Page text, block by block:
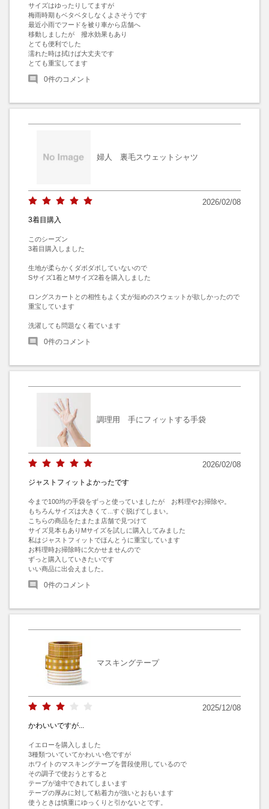
サイズはゆったりしてますが
梅雨時期もベタベタしなくよさそうです
最近小雨でフードを被り車から店舗へ
移動しましたが　撥水効果もあり
とても便利でした
濡れた時は拭けば大丈夫です
とても重宝してます
0件のコメント
婦人 裏毛スウェットシャツ
2026/02/08
3着目購入
このシーズン
3着目購入しました
生地が柔らかくダボダボしていないので
Sサイズ1着とMサイズ2着を購入しました
ロングスカートとの相性もよく丈が短めのスウェットが欲しかったので
重宝しています
洗濯しても問題なく着ています
0件のコメント
調理用 手にフィットする手袋
2026/02/08
ジャストフィットよかったです
今まで100均の手袋をずっと使っていましたが　お料理やお掃除や。
もちろんサイズは大きくて...すぐ脱げてしまい。
こちらの商品をたまたま店舗で見つけて
サイズ見本もありMサイズを試しに購入してみました
私はジャストフィットでほんとうに重宝しています
お料理時お掃除時に欠かせませんので
ずっと購入していきたいです
いい商品に出会えました。
0件のコメント
マスキングテープ
2025/12/08
かわいいですが...
イエローを購入しました
3種類ついていてかわいい色ですが
ホワイトのマスキングテープを普段使用しているので
その調子で使おうとすると
テープが途中できれてしまいます
テープの厚みに対して粘着力が強いとおもいます
使うときは慎重にゆっくりと引かないとです。